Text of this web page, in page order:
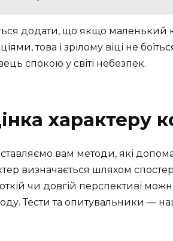
додати, що якщо маленький
това і зрілому віці не
спокою у світі небезпек.
характеру
вам методи, які
визначається шляхом
чи довгій перспективі
Тести та опитувальники —